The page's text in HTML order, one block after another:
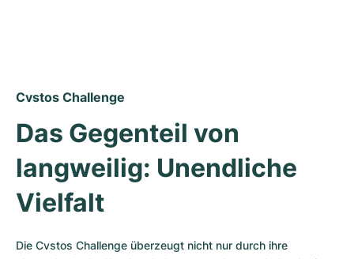
Cvstos Challenge
Das Gegenteil von
langweilig: Unendliche
Vielfalt
Die Cvstos Challenge überzeugt nicht nur durch ihre